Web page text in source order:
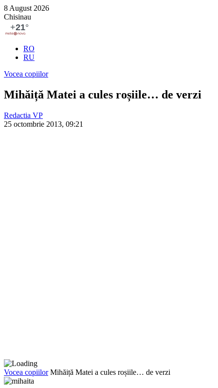
8 August 2026
Chisinau
RO
RU
Vocea copiilor
Mihăiță Matei a cules roșiile… de verzi
Redactia VP
25 octombrie 2013, 09:21
Vocea copiilor Mihăiță Matei a cules roșiile… de verzi